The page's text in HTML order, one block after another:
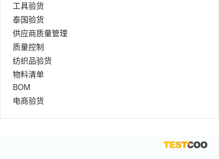
工具验货
泰国验货
供应商质量管理
质量控制
纺织品验货
物料清单
BOM
电商验货